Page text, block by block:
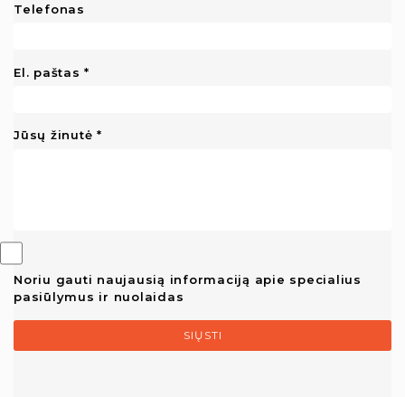
Telefonas
El. paštas
Jūsų žinutė
Noriu gauti naujausią informaciją apie specialius
pasiūlymus ir nuolaidas
SIŲSTI